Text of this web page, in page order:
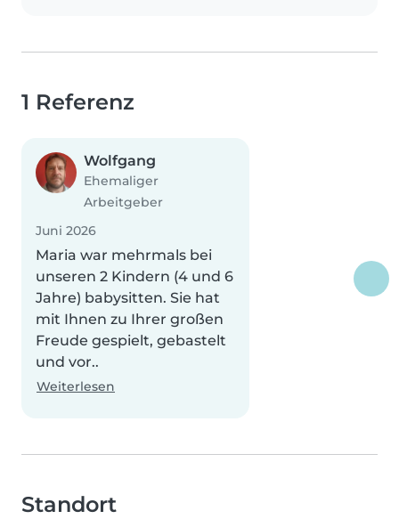
1 Referenz
Wolfgang
Ehemaliger
Arbeitgeber
Juni 2026
Maria war mehrmals bei
unseren 2 Kindern (4 und 6
Jahre) babysitten. Sie hat
mit Ihnen zu Ihrer großen
Freude gespielt, gebastelt
und vor..
Weiterlesen
Standort